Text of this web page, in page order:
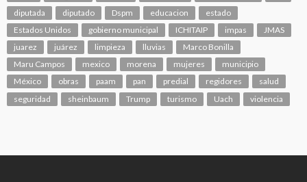
diputada
diputado Dspm educacion
estado
Estados Unidos
gobierno municipal ICHITAIP impas
JMAS
juarez
juárez limpieza lluvias
Marco Bonilla
Maru Campos
mexico morena mujeres
municipio
México
obras paam pan predial regidores
salud
seguridad
sheinbaum Trump turismo Uach violencia